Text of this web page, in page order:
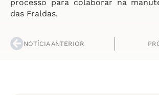
processo para colaborar na
das Fraldas.
NOTÍCIA ANTERIOR